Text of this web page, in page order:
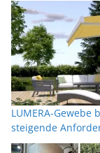
LUMERA-
steigende